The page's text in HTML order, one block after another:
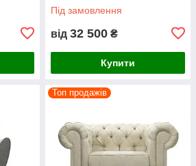
Під замовлення
від 32 500 ₴
Купити
Топ продажів